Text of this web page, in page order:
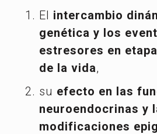
El intercambio
genética y los
estresores en
de la vida,
su efecto en las
neuroendocrinas y
modificaciones